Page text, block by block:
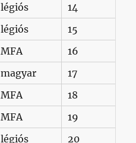
légiós
14
légiós
15
MFA
16
magyar
17
MFA
18
MFA
19
légiós
20